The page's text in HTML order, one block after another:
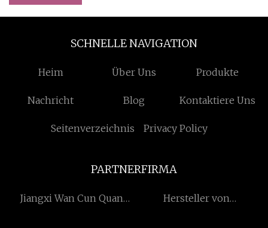
SCHNELLE NAVIGATION
Heim Über Uns Produkte
Nachricht Blog Kontaktiere Uns
Seitenverzeichnis Privacy Policy
PARTNERFIRMA
Jiangxi Wan Cun Quan
Hersteller von